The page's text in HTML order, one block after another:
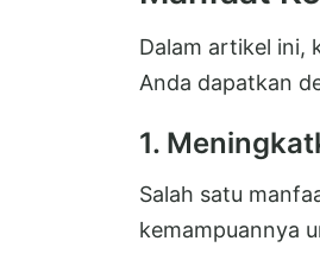
Dalam artikel ini,
Anda dapatkan
1.
Salah satu
kemampuannya